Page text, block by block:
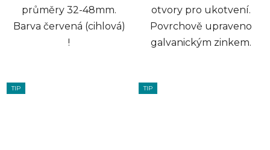
průměry 32-48mm.
Barva červená (cihlová)
!
otvory pro ukotvení.
Povrchově upraveno
galvanickým zinkem.
TIP TIP